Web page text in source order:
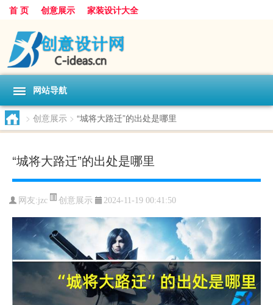
首 页 创意展示 家装设计大全
网站导航
> 创意展示 > “城将大路迁”的出处是哪里
“城将大路迁”的出处是哪里
网友:jzc 创意展示 2024-11-19 00:41:50